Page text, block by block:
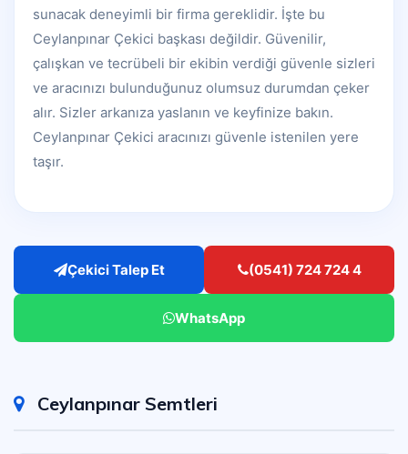
sunacak deneyimli bir firma gereklidir. İşte bu
Ceylanpınar Çekici başkası değildir. Güvenilir,
çalışkan ve tecrübeli bir ekibin verdiği güvenle sizleri
ve aracınızı bulunduğunuz olumsuz durumdan çeker
alır. Sizler arkanıza yaslanın ve keyfinize bakın.
Ceylanpınar Çekici aracınızı güvenle istenilen yere
taşır.
Çekici Talep Et (0541) 724 724 4
WhatsApp
Ceylanpınar Semtleri